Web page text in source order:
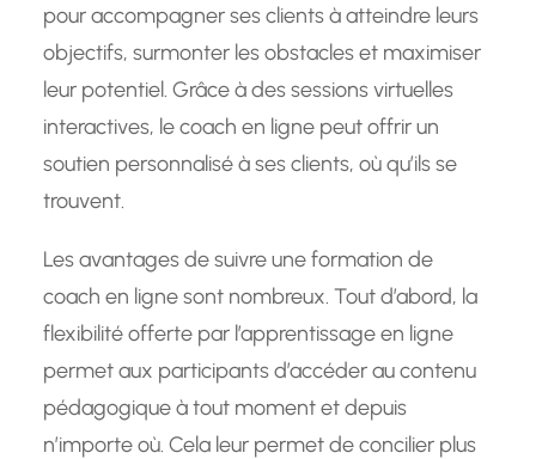
pour accompagner ses clients à atteindre leurs
objectifs, surmonter les obstacles et maximiser
leur potentiel. Grâce à des sessions virtuelles
interactives, le coach en ligne peut offrir un
soutien personnalisé à ses clients, où qu’ils se
trouvent.
Les avantages de suivre une formation de
coach en ligne sont nombreux. Tout d’abord, la
flexibilité offerte par l’apprentissage en ligne
permet aux participants d’accéder au contenu
pédagogique à tout moment et depuis
n’importe où. Cela leur permet de concilier plus